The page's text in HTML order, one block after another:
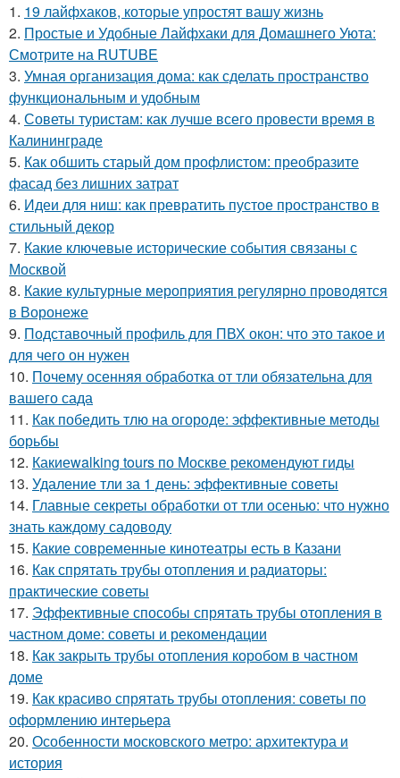
1. 19 лайфхаков, которые упростят вашу жизнь
2. Простые и Удобные Лайфхаки для Домашнего Уюта:
Смотрите на RUTUBE
3. Умная организация дома: как сделать пространство
функциональным и удобным
4. Советы туристам: как лучше всего провести время в
Калининграде
5. Как обшить старый дом профлистом: преобразите
фасад без лишних затрат
6. Идеи для ниш: как превратить пустое пространство в
стильный декор
7. Какие ключевые исторические события связаны с
Москвой
8. Какие культурные мероприятия регулярно проводятся
в Воронеже
9. Подставочный профиль для ПВХ окон: что это такое и
для чего он нужен
10. Почему осенняя обработка от тли обязательна для
вашего сада
11. Как победить тлю на огороде: эффективные методы
борьбы
12. Какиеwalking tours по Москве рекомендуют гиды
13. Удаление тли за 1 день: эффективные советы
14. Главные секреты обработки от тли осенью: что нужно
знать каждому садоводу
15. Какие современные кинотеатры есть в Казани
16. Как спрятать трубы отопления и радиаторы:
практические советы
17. Эффективные способы спрятать трубы отопления в
частном доме: советы и рекомендации
18. Как закрыть трубы отопления коробом в частном
доме
19. Как красиво спрятать трубы отопления: советы по
оформлению интерьера
20. Особенности московского метро: архитектура и
история